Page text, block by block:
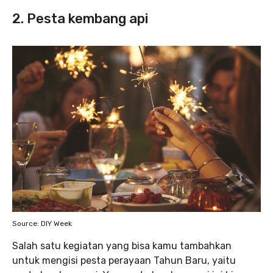
2. Pesta kembang api
Source: DIY Week
Salah satu kegiatan yang bisa kamu tambahkan
untuk mengisi pesta perayaan Tahun Baru, yaitu